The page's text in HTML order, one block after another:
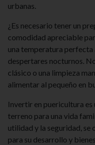
urbanas.
¿Es necesario tener un
comodidad apreciable
una temperatura
despertares nocturnos.
clásico o una limpieza
alimentar al pequeño en
Invertir en puericultura es
terreno para una vida
utilidad y la seguridad,
para su desarrollo y